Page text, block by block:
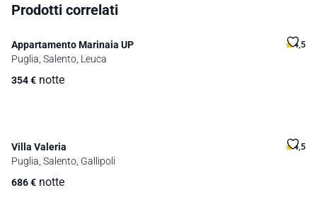
Prodotti correlati
Appartamento Marinaia UP 4,5
Puglia, Salento, Leuca
354€ notte
Villa Valeria 4,5
Puglia, Salento, Gallipoli
686€ notte